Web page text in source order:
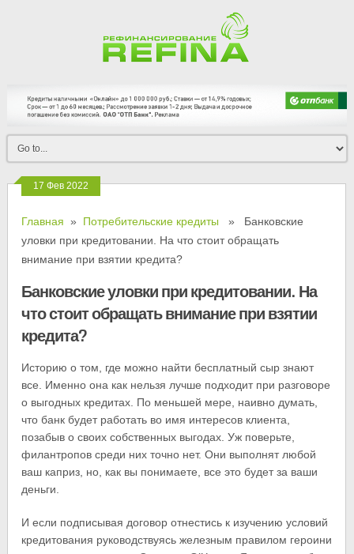
17 Фев 2022
Главная » Потребительские кредиты » Банковские
уловки при кредитовании. На что стоит обращать
внимание при взятии кредита?
Банковские уловки при кредитовании. На
что стоит обращать внимание при взятии
кредита?
Историю о том, где можно найти бесплатный сыр знают
все. Именно она как нельзя лучше подходит при разговоре
о выгодных кредитах. По меньшей мере, наивно думать,
что банк будет работать во имя интересов клиента,
позабыв о своих собственных выгодах. Уж поверьте,
филантропов среди них точно нет. Они выполнят любой
ваш каприз, но, как вы понимаете, все это будет за ваши
деньги.
И если подписывая договор отнестись к изучению условий
кредитования руководствуясь железным правилом героини